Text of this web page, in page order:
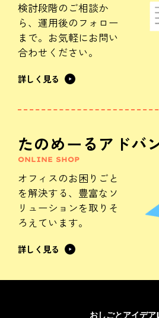
検討段階のご相談か
ら、 運用後のフォロー
まで。 お気軽にお問い
合わせください。
詳しく見る
たのめーるアドバ
ONLINE SHOP
オフィスのお困りごと
を解決する、 豊富なソ
リューションを取りそ
ろえています。
詳しく見る
おしごとアイデ